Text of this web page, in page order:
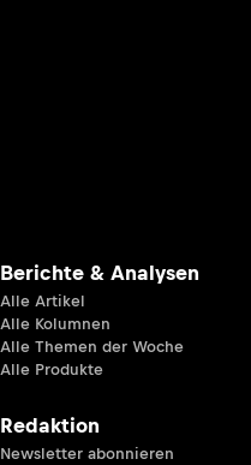
Berichte & Analysen
Alle Artikel
Alle Kolumnen
Alle Themen der Woche
Alle Produkte
Redaktion
Newsletter abonnieren